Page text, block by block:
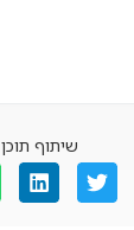
שיתוף תוכן